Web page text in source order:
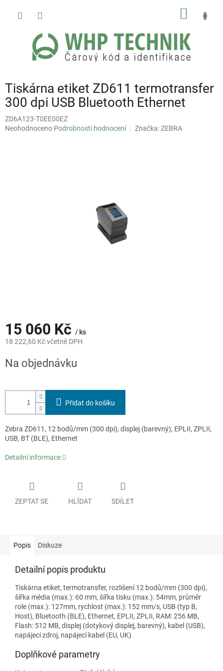
Tiskárna etiket ZD611 termotransfer
300 dpi USB Bluetooth Ethernet
ZD6A123-T0EE00EZ
Průměrné
Neohodnoceno Podrobnosti hodnocení Značka:ZEBRA
15 060 Kč / ks
18 222,60 Kč včetně DPH
cena:
Na objednávku
Přidat do košíku
Zebra ZD611, 12 bodů/mm (300 dpi), displej (barevný), EPLII, ZPLII,
USB, BT (BLE), Ethernet
Detailní informace
ZEPTAT SE HLÍDAT SDÍLET
Popis Diskuze
Detailní popis produktu
Tiskárna etiket, termotransfer, rozlišení 12 bodů/mm (300 dpi),
šířka média (max.): 60 mm, šířka tisku (max.): 54mm, průměr
role (max.): 127mm, rychlost (max.): 152 mm/s, USB (typ B,
Host), Bluetooth (BLE), Ethernet, EPLII, ZPLII, RAM: 256 MB,
Flash: 512 MB, displej (dotykový displej, barevný), kabel (USB),
napájecí zdroj, napájecí kabel (EU, UK)
Doplňkové parametry